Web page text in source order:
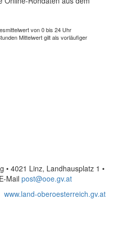
von 0 bis 24 Uhr
Mittelwert gilt als vorläufiger
• 4021 Linz, Landhausplatz 1 •
Mail post@ooe.gv.at
www.land-oberoesterreich.gv.at